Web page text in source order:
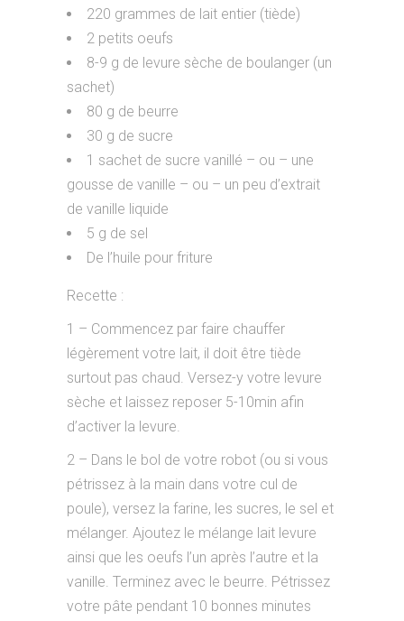
220 grammes de lait entier (tiède)
2 petits oeufs
8-9 g de levure sèche de boulanger (un
sachet)
80 g de beurre
30 g de sucre
1 sachet de sucre vanillé – ou – une
gousse de vanille – ou – un peu d’extrait
de vanille liquide
5 g de sel
De l’huile pour friture
Recette :
1 – Commencez par faire chauffer
légèrement votre lait, il doit être tiède
surtout pas chaud. Versez-y votre levure
sèche et laissez reposer 5-10min afin
d’activer la levure.
2 – Dans le bol de votre robot (ou si vous
pétrissez à la main dans votre cul de
poule), versez la farine, les sucres, le sel et
mélanger. Ajoutez le mélange lait levure
ainsi que les oeufs l’un après l’autre et la
vanille. Terminez avec le beurre. Pétrissez
votre pâte pendant 10 bonnes minutes